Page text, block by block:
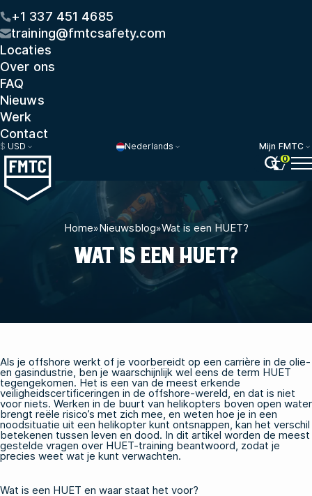
+1 337 451 4685
training@fmtcsafety.com
Locaties
Over ons
FAQ
Nieuws
Werk
Contact
$ USD Nederlands
Mijn FMTC
0
Home»Nieuwsblog»Wat is een HUET?
WAT IS EEN HUET?
Als je offshore werkt of je voorbereidt op een carrière in de olie-
en gasindustrie, ben je waarschijnlijk wel eens de term HUET
tegengekomen. Het is een van de meest erkende
veiligheidscertificeringen in de offshore-wereld, en dat is niet
voor niets. Werken in de buurt van helikopters boven open water
brengt reële risico’s met zich mee, en weten hoe je in een
noodsituatie uit een helikopter kunt ontsnappen, kan het verschil
betekenen tussen leven en dood. In dit artikel worden de meest
gestelde vragen over HUET-training beantwoord, zodat je
precies weet wat je kunt verwachten.
Wat is een HUET en waar staat het voor?